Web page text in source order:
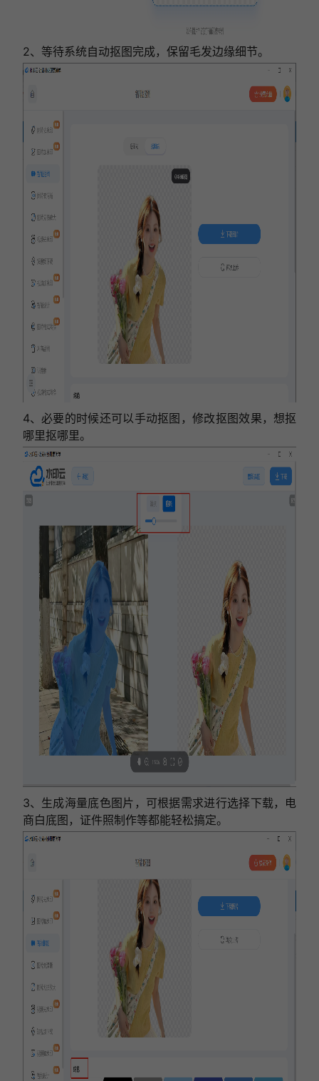
2、等待系统自动抠图完成，保留毛发边缘细节。
4、 必要的时候还可以手动抠图，修改抠图效果，想抠
哪里抠哪里。
3、生成海量底色图片，可根据需求进行选择下载，电
商白底图，证件照制作等都能轻松搞定。